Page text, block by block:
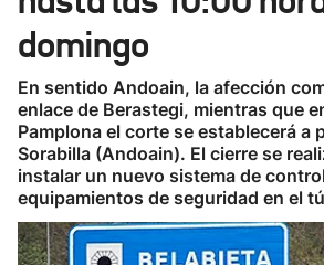
domingo
En sentido Andoain, la afección
enlace de Berastegi, mientras que
Pamplona el corte se establecerá a
Sorabilla (Andoain). El cierre se
instalar un nuevo sistema de
equipamientos de seguridad en el